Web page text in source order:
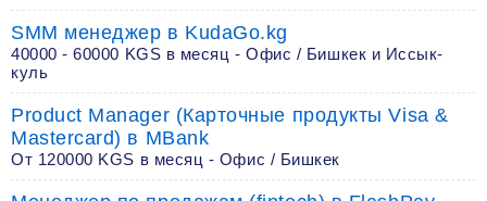
SMM менеджер в KudaGo.kg
40000 - 60000 KGS в месяц - Офис / Бишкек и Иссык-
куль
Product Manager (Карточные продукты Visa &
Mastercard) в MBank
От 120000 KGS в месяц - Офис / Бишкек